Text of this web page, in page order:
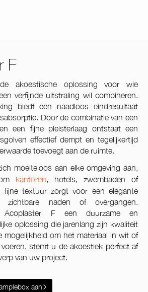
F
akoestische oplossing voor wie
verfijnde uitstraling wil combineren.
biedt een naadloos eindresultaat
Door de combinatie van een
een fijne pleisterlaag ontstaat een
effectief dempt en tegelijkertijd
toevoegt aan de ruimte.
moeiteloos aan elke omgeving aan,
kantoren, hotels, zwembaden of
fijne textuur zorgt voor een elegante
zichtbare naden of overgangen.
Acoplaster F een duurzame en
oplossing die jarenlang zijn kwaliteit
mogelijkheid om het materiaal in wit of
stemt u de akoestiek perfect af
van uw project.
aan